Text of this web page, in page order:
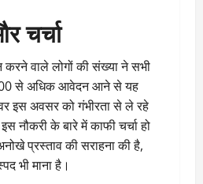
चर्चा
वाले लोगों की संख्या ने सभी
से अधिक आवेदन आने से यह
इस अवसर को गंभीरता से ले रहे
नौकरी के बारे में काफी चर्चा हो
प्रस्ताव की सराहना की है,
भी माना है।